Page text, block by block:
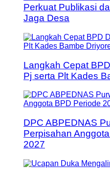
Perkuat Publikasi
Jaga Desa
Langkah Cepat
Pj serta Plt Kades
DPC ABPEDNAS
Perpisahan
2027